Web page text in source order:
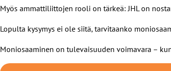
Myös ammattiliittojen rooli on tärkeä: JHL on
Lopulta kysymys ei ole siitä, tarvitaanko
Moniosaaminen on tulevaisuuden voimavara –